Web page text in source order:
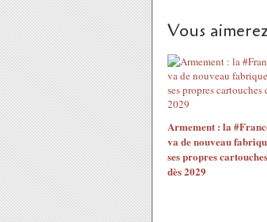
Vous
Armement : la
va de nouveau
ses propres cartouches
dès 2029